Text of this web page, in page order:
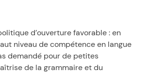
d’ouverture favorable : en
niveau de compétence en langue
demandé pour de petites
de la grammaire et du